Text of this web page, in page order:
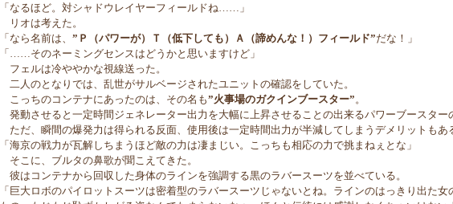
「なるほど。対シャドウレイヤーフィールドね……」
リオは考えた。
「なら名前は、 ”Ｐ（パワーが）Ｔ（低下しても）Ａ（諦めんな！）フィールド”だな！」
「……そのネーミングセンスはどうかと思いますけど」
フェルは冷ややかな視線送った。
二人のとなりでは、乱世がサルベージされたユニットの確認をしていた。
こっちのコンテナにあったのは、その名も”火事場のガクインブースター”。
発動させると一定時間ジェネレーター出力を大幅に上昇させることの出来るパワーブースター
ただ、瞬間の爆発力は得られる反面、使用後は一定時間出力が半減してしまうデメリットもあ
「海京の戦力が瓦解しちまうほど敵の力は凄まじい。こっちも相応の力で挑まねぇとな」
そこに、ブルタの鼻歌が聞こえてきた。
彼はコンテナから回収した身体のラインを強調する黒のラバースーツを並べている。
「巨大ロボのパイロットスーツは密着型のラバースーツじゃないとね。ラインのはっきり出た